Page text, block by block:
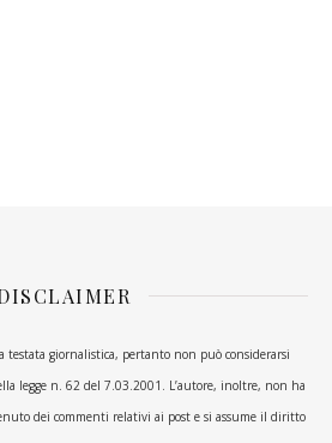
testata giornalistica, pertanto non può considerarsi
legge n. 62 del 7.03.2001. L’autore, inoltre, non ha
dei commenti relativi ai post e si assume il diritto